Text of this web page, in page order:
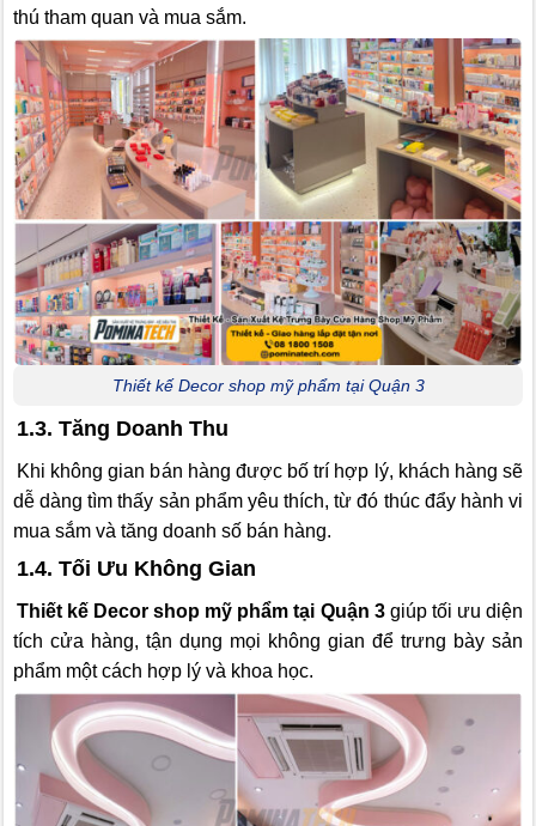
thú tham quan và mua sắm.
Thiết kế Decor shop mỹ phẩm tại Quận 3
1.3. Tăng Doanh Thu
Khi không gian bán hàng được bố trí hợp lý, khách hàng sẽ
dễ dàng tìm thấy sản phẩm yêu thích, từ đó thúc đẩy hành vi
mua sắm và tăng doanh số bán hàng.
1.4. Tối Ưu Không Gian
Thiết kế Decor shop mỹ phẩm tại Quận 3giúp tối ưu diện
tích cửa hàng, tận dụng mọi không gian để trưng bày sản
phẩm một cách hợp lý và khoa học.